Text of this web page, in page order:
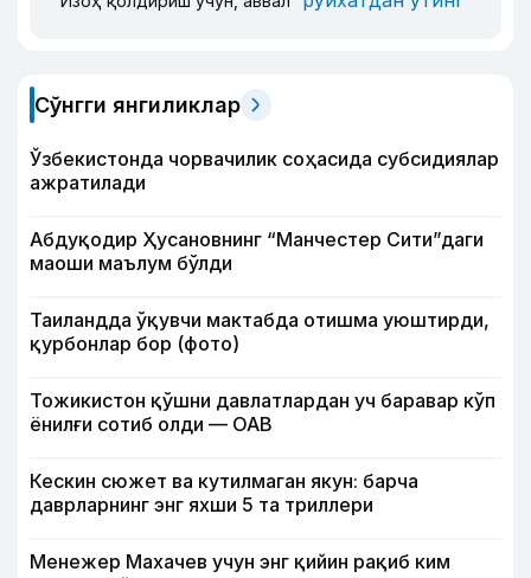
Сўнгги янгиликлар
Ўзбекистонда чорвачилик соҳасида субсидиялар
ажратилади
Абдуқодир Ҳусановнинг “Манчестер Сити”даги
маоши маълум бўлди
Таиландда ўқувчи мактабда отишма уюштирди,
қурбонлар бор (фото)
Тожикистон қўшни давлатлардан уч баравар кўп
ёнилғи сотиб олди — ОАВ
Кескин сюжет ва кутилмаган якун: барча
даврларнинг энг яхши 5 та триллери
Менежер Махачев учун энг қийин рақиб ким